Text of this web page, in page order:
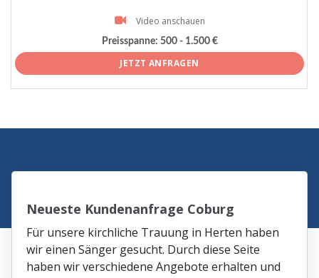
Video anschauen
Preisspanne: 500 - 1.500 €
JETZT ANFRAGEN
Neueste Kundenanfrage Coburg
Für unsere kirchliche Trauung in Herten haben
wir einen Sänger gesucht. Durch diese Seite
haben wir verschiedene Angebote erhalten und